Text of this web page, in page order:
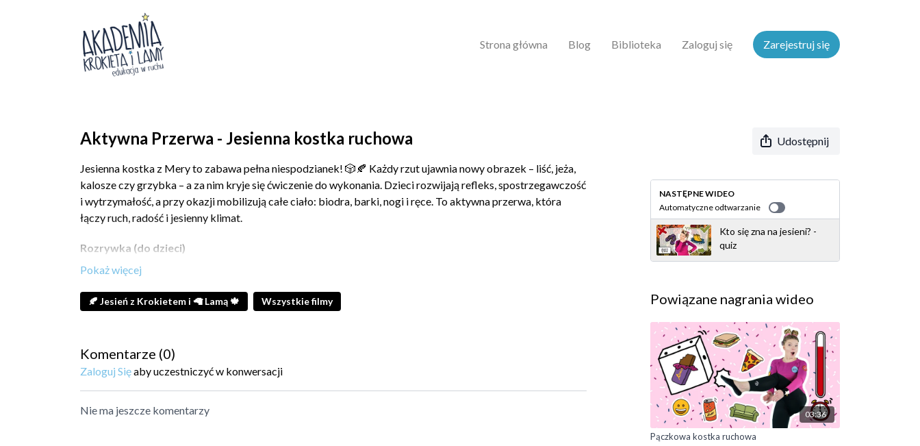
Strona główna Blog Biblioteka Zaloguj się Zarejestruj się
Aktywna Przerwa - Jesienna kostka ruchowa Udostępnij
Jesienna kostka z Mery to zabawa pełna niespodzianek! 🎲🍂 Każdy rzut ujawnia nowy obrazek – liść, jeża,
kalosze czy grzybka – a za nim kryje się ćwiczenie do wykonania. Dzieci rozwijają refleks, spostrzegawczość
i wytrzymałość, a przy okazji mobilizują całe ciało: biodra, barki, nogi i ręce. To aktywna przerwa, która
łączy ruch, radość i jesienny klimat.
Rozrywka (do dzieci)
Kto rzuca kostką? 🎲 Co pojawi się tym razem – liść, jeż, a może muchomor? Każdy obrazek to nowe zadanie
do wykonania, a każde ćwiczenie to kolejna okazja do świetnej zabawy! 🤪
🍂 Jesień z Krokietem i 🦙 Lamą 🍁 Wszystkie filmy
Komentarze (0)
Zaloguj Sięaby uczestniczyć w konwersacji
Nie ma jeszcze komentarzy
NASTĘPNE WIDEO
Automatyczne odtwarzanie
Kto się zna na jesieni? -
quiz
Powiązane nagrania wideo
03:36
Pączkowa kostka ruchowa